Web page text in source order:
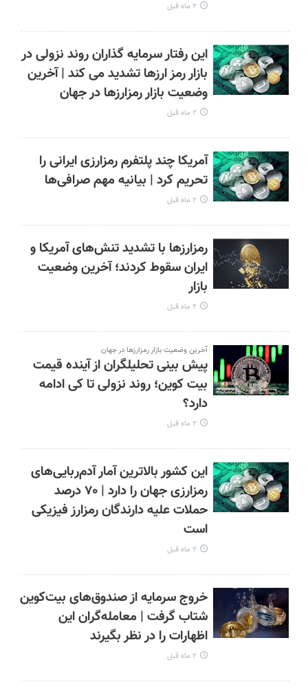
۲ ماه قبل
این رفتار سرمایه گذاران روند نزولی در
بازار رمز ارزها تشدید می کند | آخرین
وضعیت بازار رمزارزها در جهان
۲ ماه قبل
آمریکا چند پلتفرم رمزارزی ایرانی را
تحریم کرد | بیانیه مهم صرافی‌ها
۲ ماه قبل
رمزارزها با تشدید تنش‌های آمریکا و
ایران سقوط کردند؛ آخرین وضعیت
بازار
۲ ماه قبل
آخرین وضعیت بازار رمزارزها در جهان
پیش بینی تحلیلگران از آینده قیمت
بیت کوین؛ روند نزولی تا کی ادامه
دارد؟
۲ ماه قبل
این کشور بالاترین آمار آدم‌ربایی‌های
رمزارزی جهان را دارد | ۷۰ درصد
حملات علیه دارندگان رمزارز فیزیکی
است
۲ ماه قبل
خروج سرمایه از صندوق‌های بیت‌کوین
شتاب گرفت | معامله‌گران این
اظهارات را در نظر بگیرند
۲ ماه قبل